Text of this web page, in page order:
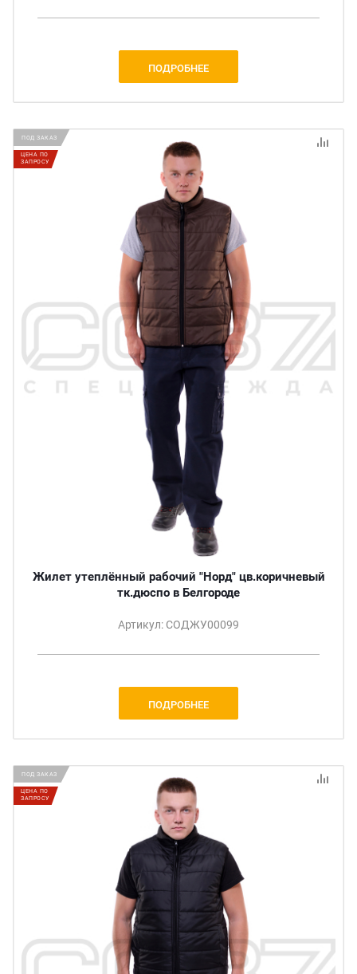
ПОДРОБНЕЕ
ПОД ЗАКАЗ
ЦЕНА ПО
ЗАПРОСУ
Жилет утеплённый рабочий "Норд" цв.коричневый
тк.дюспо в Белгороде
Артикул: СОДЖУ00099
ПОДРОБНЕЕ
ПОД ЗАКАЗ
ЦЕНА ПО
ЗАПРОСУ